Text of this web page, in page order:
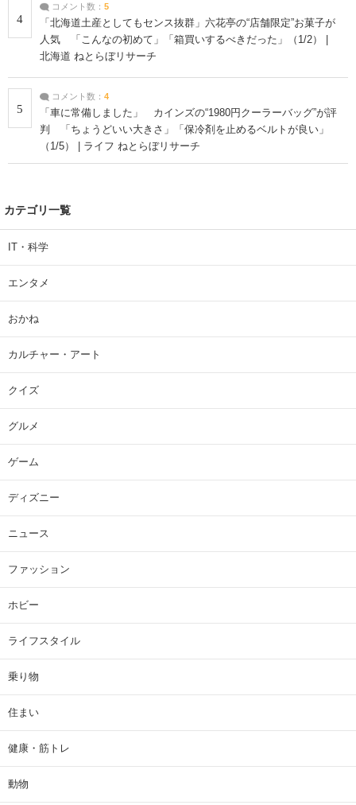
4
コメント数： 5
「北海道土産としてもセンス抜群」六花亭の“店舗限定”お菓子が
人気 「こんなの初めて」「箱買いするべきだった」（1/2） |
北海道 ねとらぼリサーチ
5
コメント数： 4
「車に常備しました」 カインズの“1980円クーラーバッグ”が評
判 「ちょうどいい大きさ」「保冷剤を止めるベルトが良い」
（1/5） | ライフ ねとらぼリサーチ
カテゴリ一覧
IT・科学
エンタメ
おかね
カルチャー・アート
クイズ
グルメ
ゲーム
ディズニー
ニュース
ファッション
ホビー
ライフスタイル
乗り物
住まい
健康・筋トレ
動物